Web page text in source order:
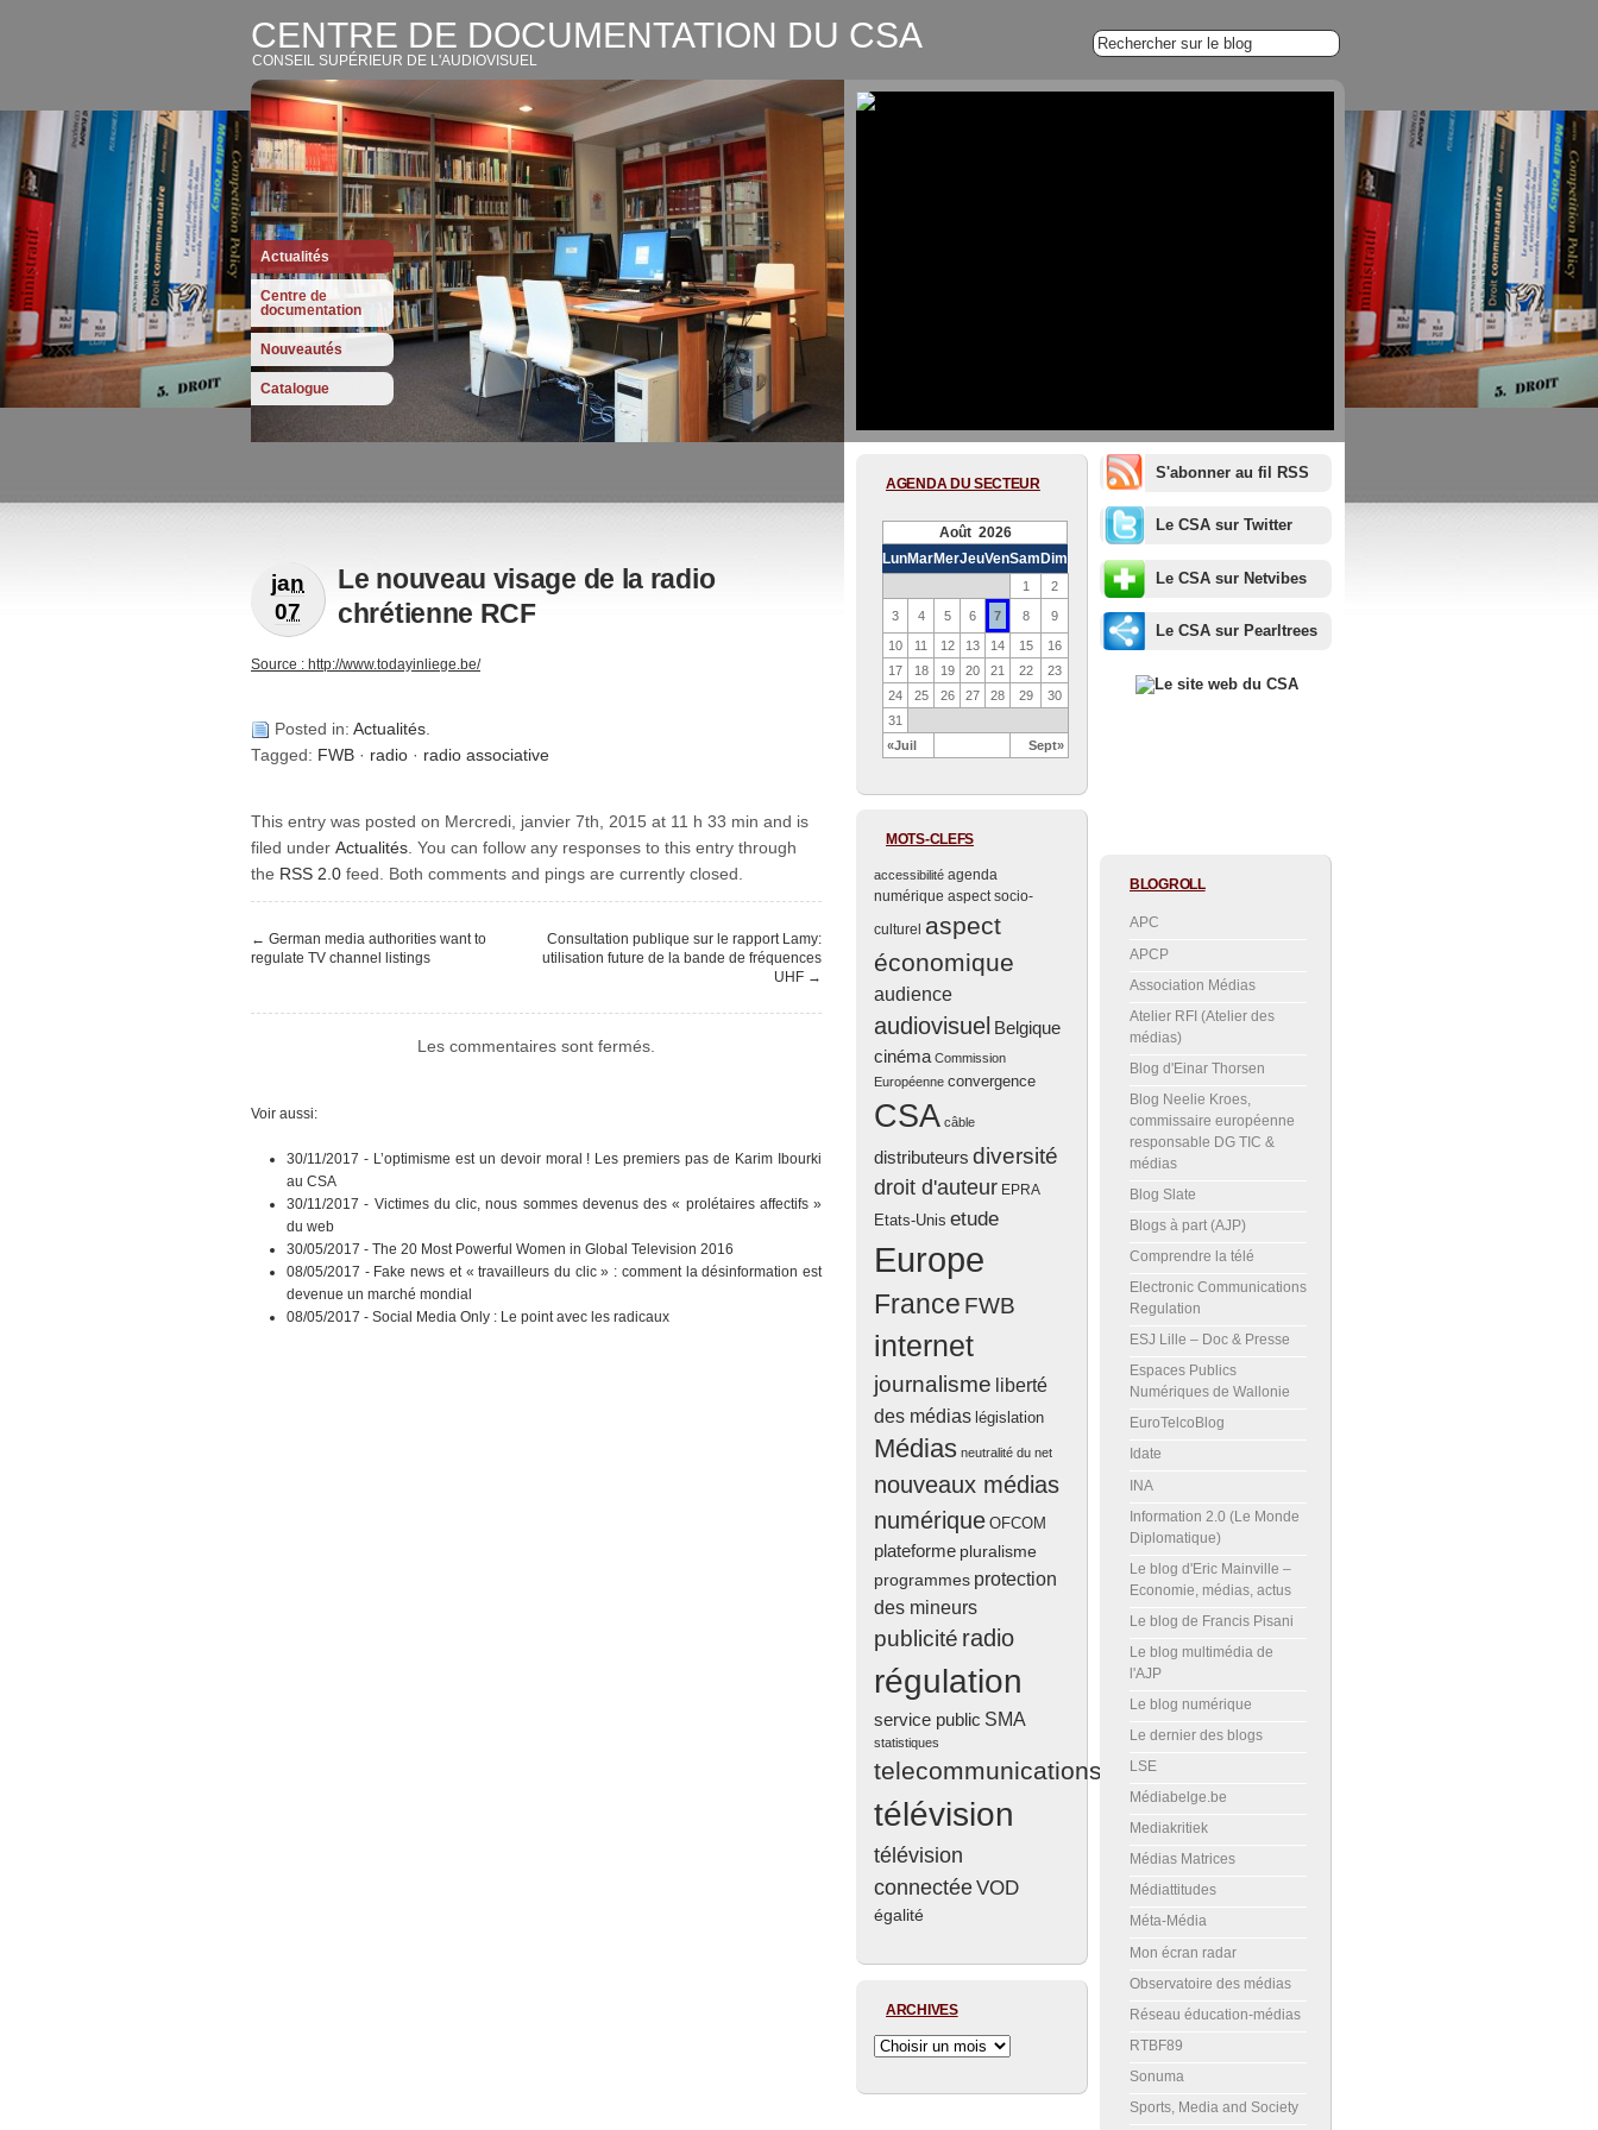
CENTRE DE DOCUMENTATION DU CSA
CONSEIL SUPÉRIEUR DE L'AUDIOVISUEL
Actualités
Centre de
documentation
Nouveautés
Catalogue
jan
07
Le nouveau visage de la radio
chrétienne RCF
Source : http://www.todayinliege.be/
Posted in: Actualités
Tagged: FWB · radio · radio associative
This entry was posted on Mercredi, janvier 7th, 2015 at 11 h 33 min and is
filed under Actualités . You can follow any responses to this entry through
the RSS 2.0 feed. Both comments and pings are currently closed.
← German media authorities want to
regulate TV channel listings
Consultation publique sur le rapport Lamy:
utilisation future de la bande de fréquences
UHF →
Les commentaires sont fermés.
Voir aussi:
30/11/2017 - L’optimisme est un devoir moral ! Les premiers pas de Karim Ibourki
au CSA
30/11/2017 - Victimes du clic, nous sommes devenus des « prolétaires affectifs »
du web
30/05/2017 - The 20 Most Powerful Women in Global Television 2016
08/05/2017 - Fake news et « travailleurs du clic » : comment la désinformation est
devenue un marché mondial
08/05/2017 - Social Media Only : Le point avec les radicaux
AGENDA DU SECTEUR
Août 2026
LunMarMerJeuVenSam Dim
«Juil Sept»
1 2
3 4 5 6 7 8 9
10 11 12 13 14 15
16
17
18 19 20 21 22
23
24
25 26 27 28 29
30
31
MOTS-CLEFS
accessibilité agenda
numérique aspect socio-
culturel aspect
économique
audience
audiovisuel Belgique
cinéma Commission
Européenne convergence
CSA câble
distributeurs diversité
droit d'auteur EPRA
Etats-Unis etude
Europe
France FWB
internet
journalisme liberté
des médias législation
Médias neutralité du net
nouveaux médias
numérique OFCOM
plateforme pluralisme
programmes protection
des mineurs
publicité radio
régulation
service public SMA
statistiques
telecommunications
télévision
télévision
connectéeVOD
égalité
ARCHIVES
S'abonner au fil RSS
Le CSA sur Twitter
Le CSA sur Netvibes
Le CSA sur Pearltrees
BLOGROLL
APC
APCP
Association Médias
Atelier RFI (Atelier des
médias)
Blog d'Einar Thorsen
Blog Neelie Kroes,
commissaire européenne
responsable DG TIC &
médias
Blog Slate
Blogs à part (AJP)
Comprendre la télé
Electronic Communications
Regulation
ESJ Lille – Doc & Presse
Espaces Publics
Numériques de Wallonie
EuroTelcoBlog
Idate
INA
Information 2.0 (Le Monde
Diplomatique)
Le blog d'Eric Mainville –
Economie, médias, actus
Le blog de Francis Pisani
Le blog multimédia de
l'AJP
Le blog numérique
Le dernier des blogs
LSE
Médiabelge.be
Mediakritiek
Médias Matrices
Médiattitudes
Méta-Média
Mon écran radar
Observatoire des médias
Réseau éducation-médias
RTBF89
Sonuma
Sports, Media and Society